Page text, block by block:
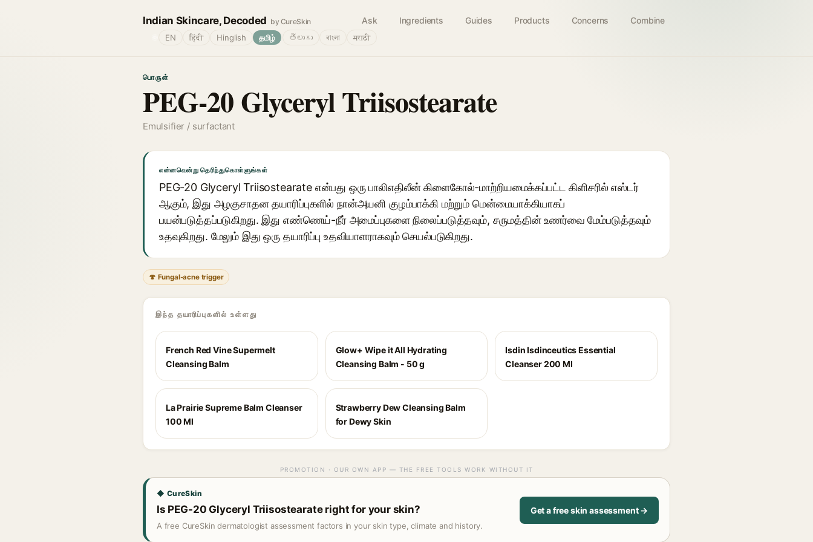
Indian Skincare, Decoded by CureSkin Ask Ingredients Guides Products Concerns Combine
EN हिंदी Hinglish தமிழ் తెలుగు বাংলা मराठी
பொருள்
PEG-20 Glyceryl Triisostearate
Emulsifier / surfactant
என்னவென்று தெரிந்துகொள்ளுங்கள்
PEG-20 Glyceryl Triisostearate என்பது ஒரு பாலிஎதிலீன் கிளைகோல்-மாற்றியமைக்கப்பட்ட கிளிசரில் எஸ்டர்
ஆகும், இது அழகுசாதன தயாரிப்புகளில் நான்அயனி குழம்பாக்கி மற்றும் மென்மையாக்கியாகப்
பயன்படுத்தப்படுகிறது. இது எண்ணெய்-நீர் அமைப்புகளை நிலைப்படுத்தவும், சருமத்தின் உணர்வை மேம்படுத்தவும்
உதவுகிறது. மேலும் இது ஒரு தயாரிப்பு உதவியாளராகவும் செயல்படுகிறது.
🍄 Fungal-acne trigger
இந்த தயாரிப்புகளில் உள்ளது
French Red Vine Supermelt
Cleansing Balm
Glow+ Wipe it All Hydrating
Cleansing Balm - 50 g
Isdin Isdinceutics Essential
Cleanser 200 Ml
La Prairie Supreme Balm Cleanser
100 Ml
Strawberry Dew Cleansing Balm
for Dewy Skin
PROMOTION · OUR OWN APP — THE FREE TOOLS WORK WITHOUT IT
◆ CureSkin
Is PEG-20 Glyceryl Triisostearate right for your skin?
A free CureSkin dermatologist assessment factors in your skin type, climate and history.
Get a free skin assessment →